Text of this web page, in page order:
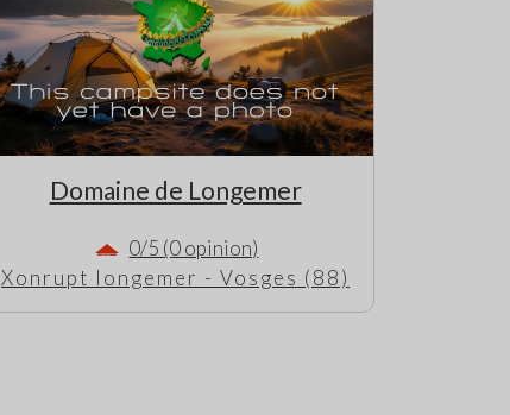
Domaine de Longemer
0/5 (0 opinion)
Xonrupt longemer - Vosges (88)